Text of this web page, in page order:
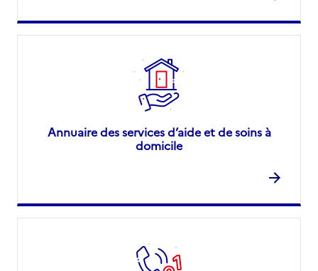
Annuaire des services d’aide et de soins à
domicile